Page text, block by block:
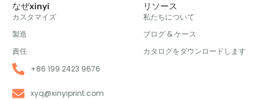
なぜxinyi
カスタマイズ
製造
責任
リソース
私たちについて
ブログ & ケース
カタログをダウンロードします
+86 199 2423 9676
xyq@xinyiprint.com